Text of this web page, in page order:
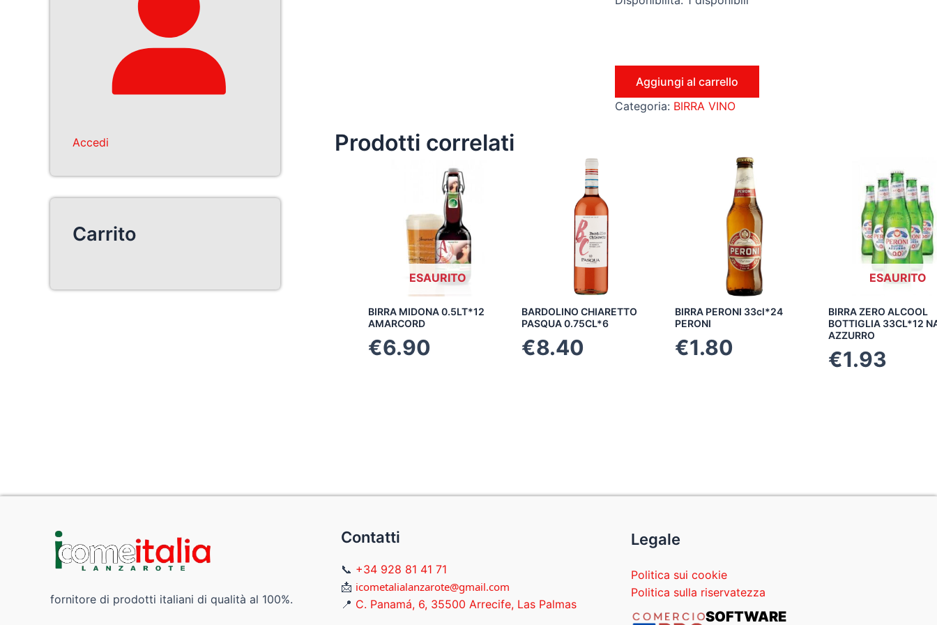
Accedi
Carrito
Aggiungi al carrello
Categoria: BIRRA VINO
Prodotti correlati
ESAURITO
BIRRA MIDONA 0.5LT*12
AMARCORD
€6.90
BARDOLINO CHIARETTO
PASQUA 0.75CL*6
€8.40
BIRRA PERONI 33cl*24
PERONI
€1.80
ESAURITO
BIRRA ZERO ALCOOL
BOTTIGLIA 33CL*12
AZZURRO
€1.93
fornitore di prodotti italiani di qualità al 100%.
Contatti
📞 +34 928 81 41 71
📩 icometalialanzarote@gmail.com
📍 C. Panamá, 6, 35500 Arrecife, Las Palmas
Legale
Politica sui cookie
Politica sulla riservatezza
SOFTWARE